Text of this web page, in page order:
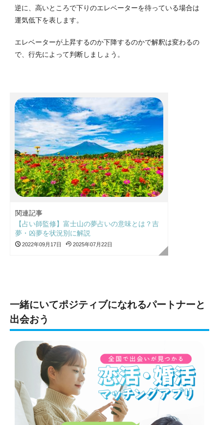
逆に、高いところで下りのエレベーターを待っている場合は
運気低下を表します。
エレベーターが上昇するのか下降するのかで解釈は変わるの
で、行先によって判断しましょう。
関連記事
【占い師監修】富士山の夢占いの意味とは？吉
夢・凶夢を状況別に解説
2022年09月17日 2025年07月22日
一緒にいてポジティブになれるパートナーと
出会おう